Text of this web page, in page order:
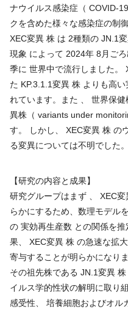
ナウイルス感染症（ COVID-
クを含めた様々な感染症の制
XEC変異 株 は 2種類の JN.1
現象 によって 2024年 8月ご
季に 世界中で流行しました。
た KP.3.1.1変異 株 よりも高
れています。また 、 世界保
異株（ variants under
す。 しかし、 XEC変異 株 の
る変異については不明でした。
【研究の内容と成果】
研究グループはまず 、 XEC
らかにするため、数理モデル
の 実効再生産数 との関係を
果、 XEC変異 株 の急速な拡
寄与することが明らかになり
その祖先株である JN.1変異
イルス学的性状の解明に取り
感受性、 培養細胞およびオル